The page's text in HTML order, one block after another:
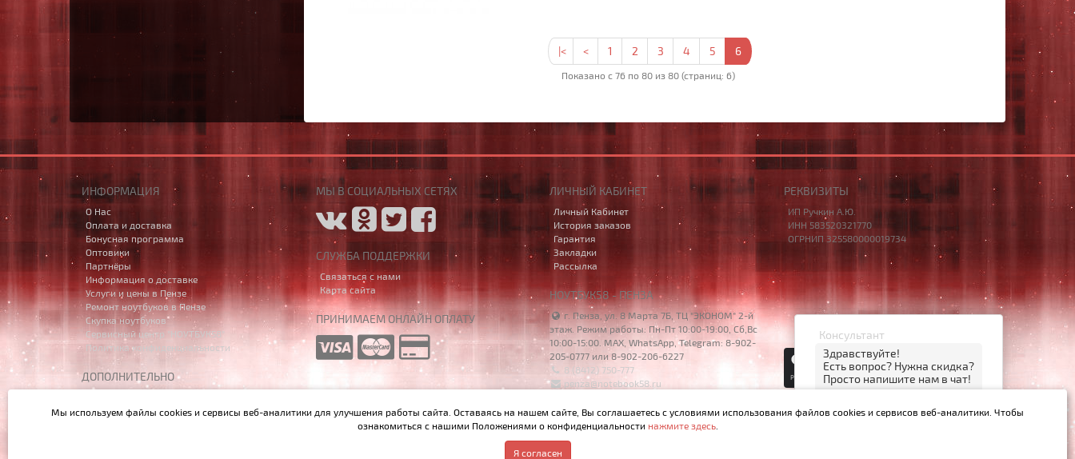
|< < 1 2 3 4 5 6
Показано с 76 по 80 из 80 (страниц: 6)
ИНФОРМАЦИЯ
О Нас
Оплата и доставка
Бонусная программа
Оптовики
Партнёры
Информация о доставке
Услуги и цены в Пензе
Ремонт ноутбуков в Пензе
Скупка ноутбуков
Сервисный центр "НОУТБУК58"
Политика конфиденциальности
ДОПОЛНИТЕЛЬНО
Акции
МЫ В СОЦИАЛЬНЫХ СЕТЯХ
СЛУЖБА ПОДДЕРЖКИ
Связаться с нами
Карта сайта
ПРИНИМАЕМ ОНЛАЙН ОПЛАТУ
ЛИЧНЫЙ КАБИНЕТ
Личный Кабинет
История заказов
Гарантия
Закладки
Рассылка
НОУТБУК58 - ПЕНЗА
г. Пенза, ул. 8 Марта 7Б, ТЦ "ЭКОНОМ" 2-й
этаж. Режим работы: Пн-Пт 10:00-19:00, Сб,Вс
10:00-15:00. MAX, WhatsApp, Telegram: 8-902-
205-0777 или 8-902-206-6227
8 (8412) 750-777
penza@notebook58.ru
РЕКВИЗИТЫ
ИП Ручкин А.Ю.
ИНН 583520321770
ОГРНИП 325580000019734
Данный сайт носит исключительно информационный характер, материалы и цены на сайте не являются публичной офертой, определяемой Ст.437 ГК РФ.
Консультант
Здравствуйте!
Есть вопрос? Нужна скидка?
Просто напишите нам в чат!
20:42
Мы используем файлы cookies и сервисы веб-аналитики для улучшения работы сайта. Оставаясь на нашем сайте, Вы соглашаетесь с условиями использования файлов cookies и сервисов веб-аналитики. Чтобы
ознакомиться с нашими Положениями о конфиденциальности нажмите здесь.
Я согласен